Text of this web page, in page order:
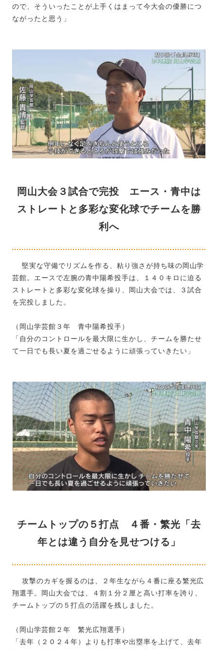
ので、そういったことが上手くはまって今大会の優勝につ
ながったと思う」
岡山大会３試合で完投 エース・青中は
ストレートと多彩な変化球でチームを勝
利へ
堅実な守備でリズムを作る、粘り強さが持ち味の岡山学
芸館。エースで左腕の青中陽希投手は、１４０キロに迫る
ストレートと多彩な変化球を操り、岡山大会では、３試合
を完投しました。
（岡山学芸館３年 青中陽希投手）
「自分のコントロールを最大限に生かし、チームを勝たせ
て一日でも長い夏を過ごせるように頑張っていきたい」
チームトップの５打点 ４番・繁光「去
年とは違う自分を見せつける」
攻撃のカギを握るのは、２年生ながら４番に座る繁光広
翔選手。岡山大会では、４割１分２厘と高い打率を誇り、
チームトップの５打点の活躍を残しました。
（岡山学芸館２年 繁光広翔選手）
「去年（２０２４年）よりも打率や出塁率を上げて、去年